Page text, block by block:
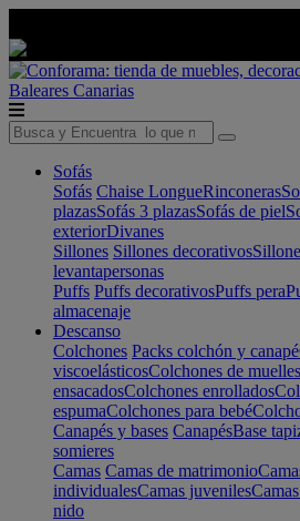
Baleares Canarias
Sofás
Sofás Chaise LongueRinconeras
plazasSofás 3 plazasSofás de piel
exteriorDivanes
Sillones Sillones decorativos
levantapersonas
Puffs Puffs decorativosPuffs pera
almacenaje
Descanso
Colchones Packs colchón y canapé
viscoelásticosColchones de muelles
ensacadosColchones enrollados
espumaColchones para bebé
Canapés y bases CanapésBase
somieres
Camas Camas de matrimonio
individualesCamas juveniles
nido